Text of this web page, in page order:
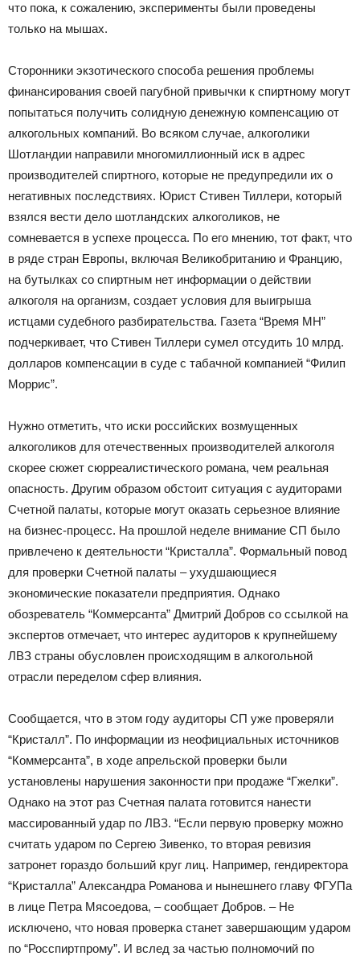
что пока, к сожалению, эксперименты были проведены
только на мышах.
Сторонники экзотического способа решения проблемы
финансирования своей пагубной привычки к спиртному могут
попытаться получить солидную денежную компенсацию от
алкогольных компаний. Во всяком случае, алкоголики
Шотландии направили многомиллионный иск в адрес
производителей спиртного, которые не предупредили их о
негативных последствиях. Юрист Стивен Тиллери, который
взялся вести дело шотландских алкоголиков, не
сомневается в успехе процесса. По его мнению, тот факт, что
в ряде стран Европы, включая Великобританию и Францию,
на бутылках со спиртным нет информации о действии
алкоголя на организм, создает условия для выигрыша
истцами судебного разбирательства. Газета “Время МН”
подчеркивает, что Стивен Тиллери сумел отсудить 10 млрд.
долларов компенсации в суде с табачной компанией “Филип
Моррис”.
Нужно отметить, что иски российских возмущенных
алкоголиков для отечественных производителей алкоголя
скорее сюжет сюрреалистического романа, чем реальная
опасность. Другим образом обстоит ситуация с аудиторами
Счетной палаты, которые могут оказать серьезное влияние
на бизнес-процесс. На прошлой неделе внимание СП было
привлечено к деятельности “Кристалла”. Формальный повод
для проверки Счетной палаты – ухудшающиеся
экономические показатели предприятия. Однако
обозреватель “Коммерсанта” Дмитрий Добров со ссылкой на
экспертов отмечает, что интерес аудиторов к крупнейшему
ЛВЗ страны обусловлен происходящим в алкогольной
отрасли переделом сфер влияния.
Сообщается, что в этом году аудиторы СП уже проверяли
“Кристалл”. По информации из неофициальных источников
“Коммерсанта”, в ходе апрельской проверки были
установлены нарушения законности при продаже “Гжелки”.
Однако на этот раз Счетная палата готовится нанести
массированный удар по ЛВЗ. “Если первую проверку можно
считать ударом по Сергею Зивенко, то вторая ревизия
затронет гораздо больший круг лиц. Например, гендиректора
“Кристалла” Александра Романова и нынешнего главу ФГУПа
в лице Петра Мясоедова, – сообщает Добров. – Не
исключено, что новая проверка станет завершающим ударом
по “Росспиртпрому”. И вслед за частью полномочий по